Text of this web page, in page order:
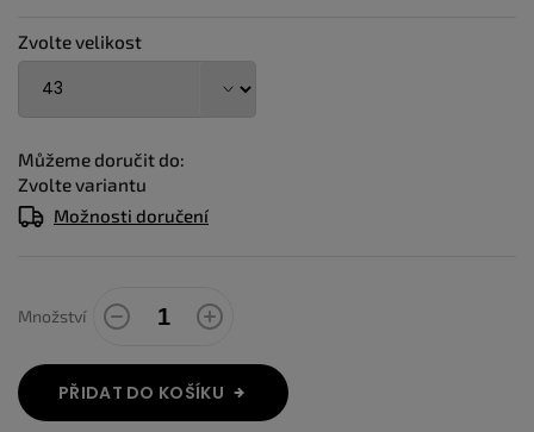
Zvolte velikost
Můžeme doručit do:
Zvolte variantu
Možnosti doručení
Množství
PŘIDAT DO KOŠÍKU